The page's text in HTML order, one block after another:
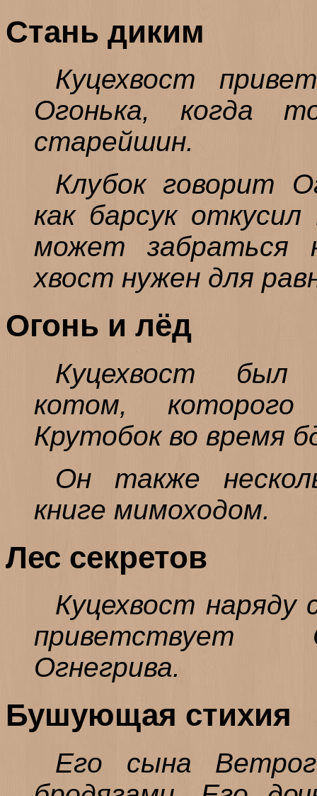
Стань диким
Куцехвост
Огонька, когда
старейшин.
Клубок говорит
как барсук
может забраться
хвост нужен для
Огонь и лёд
Куцехвост был
котом,
Крутобок во время
Он также
книге мимоходом.
Лес секретов
Куцехвост наряду
приветствует
Огнегрива.
Бушующая стихия
Его сына